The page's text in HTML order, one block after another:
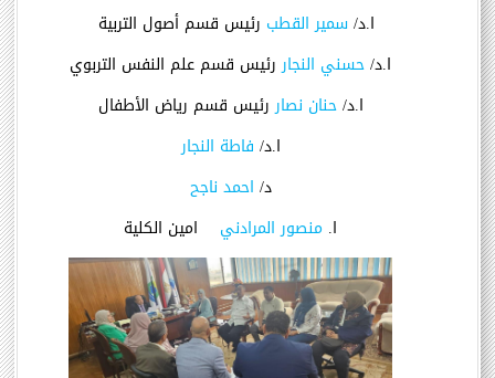
ا.د/سمير القطب رئيس قسم أصول التربية
ا.د/حسني النجاررئيس قسم علم النفس التربوي
ا.د/حنان نصاررئيس قسم رياض الأطفال
ا.د/ فاطة النجار
د/ احمد ناجح
ا. منصور المرادني امين الكلية